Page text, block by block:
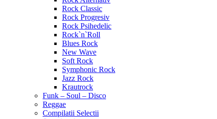
Rock Classic
Rock Progresiv
Rock Psihedelic
Rock`n`Roll
Blues Rock
New Wave
Soft Rock
Symphonic Rock
Jazz Rock
Krautrock
Funk – Soul – Disco
Reggae
Compilatii Selectii